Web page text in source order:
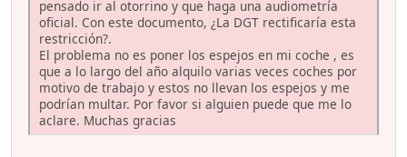
pensado ir al otorrino y que haga una audiometría
oficial. Con este documento, ¿La DGT rectificaría esta
restricción?.
El problema no es poner los espejos en mi coche , es
que a lo largo del año alquilo varias veces coches por
motivo de trabajo y estos no llevan los espejos y me
podrían multar. Por favor si alguien puede que me lo
aclare. Muchas gracias